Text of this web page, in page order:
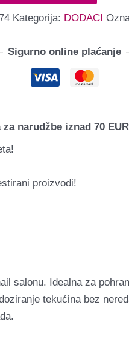
Kategorija: DODACI
Sigurno online plaćanje
narudžbe iznad 70
proizvodi!
salonu. Idealna za
tekućina bez